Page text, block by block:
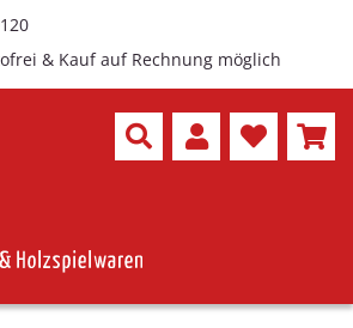
& Kauf auf Rechnung möglich